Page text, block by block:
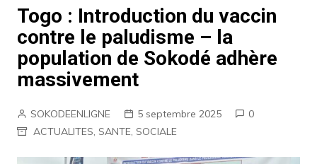
Togo : Introduction du vaccin
contre le paludisme – la
population de Sokodé adhère
massivement
SOKODEENLIGNE 5 septembre 2025
0
ACTUALITES, SANTE, SOCIALE